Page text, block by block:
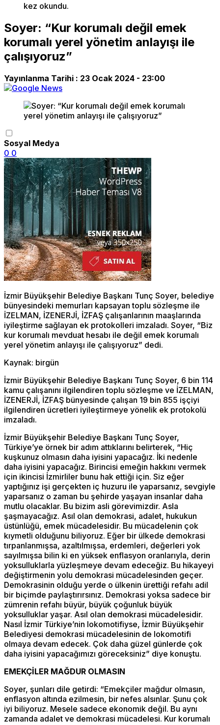
kez okundu.
Soyer: “Kur korumalı değil emek
korumalı yerel yönetim anlayışı ile
çalışıyoruz”
Yayınlanma Tarihi : 23 Ocak 2024 - 23:00
Sosyal Medya
0 0
İzmir Büyükşehir Belediye Başkanı Tunç Soyer, belediye
bünyesindeki memurları kapsayan toplu sözleşme ile
İZELMAN, İZENERJİ, İZFAŞ çalışanlarının maaşlarında
iyileştirme sağlayan ek protokolleri imzaladı. Soyer, “Biz
kur korumalı mevduat hesabı ile değil emek korumalı
yerel yönetim anlayışı ile çalışıyoruz” dedi.
Kaynak: birgün
İzmir Büyükşehir Belediye Başkanı Tunç Soyer, 6 bin 114
kamu çalışanını ilgilendiren toplu sözleşme ve İZELMAN,
İZENERJİ, İZFAŞ bünyesinde çalışan 19 bin 855 işçiyi
ilgilendiren ücretleri iyileştirmeye yönelik ek protokolü
imzaladı.
İzmir Büyükşehir Belediye Başkanı Tunç Soyer,
Türkiye’ye örnek bir adım attıklarını belirterek, “Hiç
kuşkunuz olmasın daha iyisini yapacağız. İki nedenle
daha iyisini yapacağız. Birincisi emeğin hakkını vermek
için ikincisi İzmirliler bunu hak ettiği için. Siz eğer
yaptığınız işi gerçekten iç huzuru ile yaparsanız, sevgiyle
yaparsanız o zaman bu şehirde yaşayan insanlar daha
mutlu olacaklar. Bu bizim asli görevimizdir. Asla
şaşmayacağız. Asıl olan demokrasi, adalet, hukukun
üstünlüğü, emek mücadelesidir. Bu mücadelenin çok
kıymetli olduğunu biliyoruz. Eğer bir ülkede demokrasi
tırpanlanmışsa, azaltılmışsa, erdemleri, değerleri yok
sayılmışsa bilin ki en yüksek enflasyon oranlarıyla, derin
yoksulluklarla yüzleşmeye devam edeceğiz. Bu hikayeyi
değiştirmenin yolu demokrasi mücadelesinden geçer.
Demokrasinin olduğu yerde o ülkenin ürettiği refahı adil
bir biçimde paylaştırırsınız. Demokrasi yoksa sadece bir
zümrenin refahı büyür, büyük çoğunluk büyük
yoksulluklar yaşar. Asıl olan demokrasi mücadelesidir.
Nasıl İzmir Türkiye’nin lokomotifiyse, İzmir Büyükşehir
Belediyesi demokrasi mücadelesinin de lokomotifi
olmaya devam edecek. Çok daha güzel günlerde çok
daha iyisini yapacağımızı göreceksiniz” diye konuştu.
EMEKÇİLER MAĞDUR OLMASIN
Soyer, şunları dile getirdi: “Emekçiler mağdur olmasın,
enflasyon altında ezilmesin, bir nefes alsınlar. Şunu çok
iyi biliyoruz. Mesele sadece ekonomik değil. Bu aynı
zamanda adalet ve demokrasi mücadelesi. Kur korumalı